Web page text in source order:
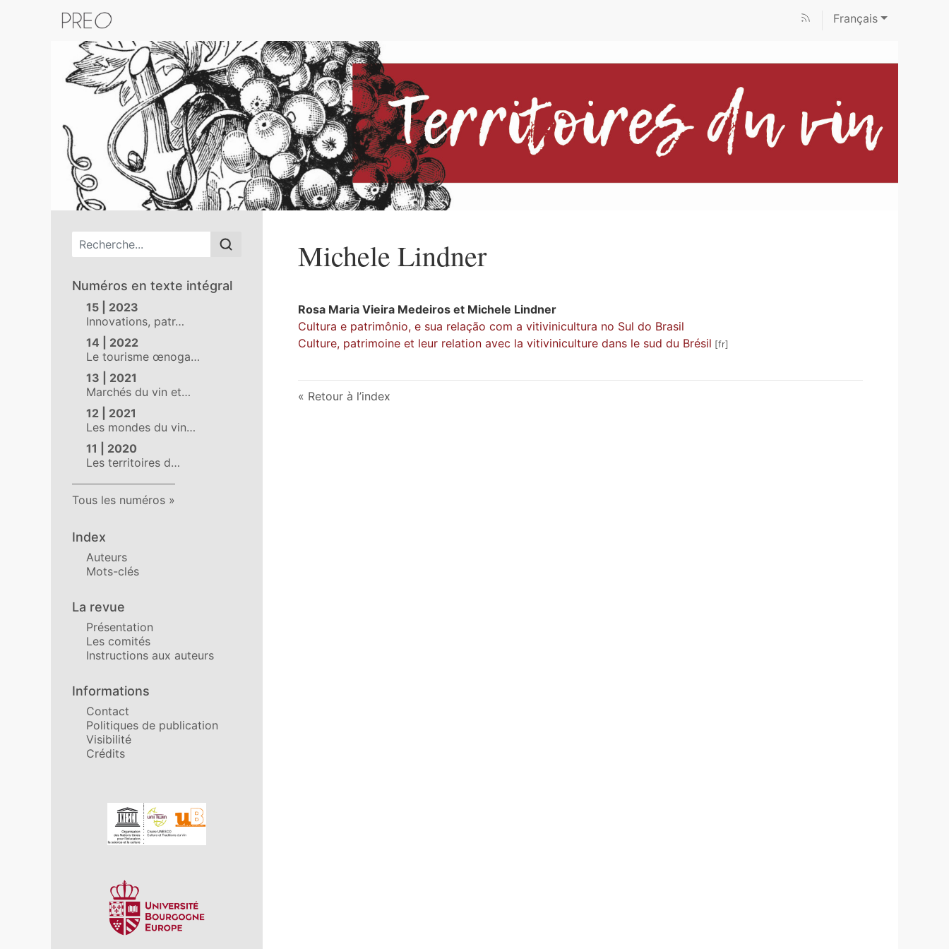
Français
Menu principal
Numéros en texte intégral
15 | 2023
Innovations, patr…
14 | 2022
Le tourisme œnoga…
13 | 2021
Marchés du vin et…
12 | 2021
Les mondes du vin…
11 | 2020
Les territoires d…
Tous les numéros
Index
Auteurs
Mots-clés
La revue
Présentation
Les comités
Instructions aux auteurs
Informations
Contact
Politiques de publication
Visibilité
Crédits
Affiliations/partenaires
Michele Lindner
Rosa Maria Vieira Medeiros et Michele Lindner
Cultura e patrimônio, e sua relação com a vitivinicultura no Sul do Brasil
Culture, patrimoine et leur relation avec la vitiviniculture dans le sud du Brésil
Retour à l’index